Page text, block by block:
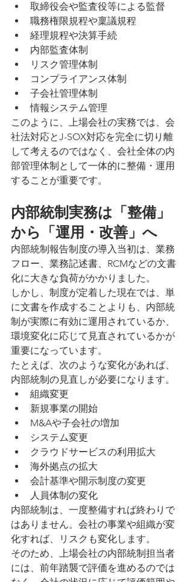
取締役会や監査役等による監督
職務権限規程や稟議規程
経理規程や決算手続
内部監査体制
リスク管理体制
コンプライアンス体制
子会社管理体制
情報システム管理
このように、上場会社の実務では、会
社法対応とJ-SOX対応を完全に切り離
して考えるのではなく、会社全体の内
部管理体制として一体的に整備・運用
することが重要です。
内部統制実務は「整備」
から「運用・改善」へ
内部統制報告制度の導入当初は、業務
フロー、業務記述書、RCMなどの文書
化に大きな負荷がかかりました。
しかし、制度が定着した現在では、単
に文書を作成することよりも、内部統
制が実際に有効に運用されているか、
環境変化に応じて見直されているかが
重要になっています。
たとえば、次のような変化があれば、
内部統制の見直しが必要になります。
組織変更
新規事業の開始
M&Aや子会社の増加
システム変更
クラウドサービスの利用拡大
海外拠点の拡大
会計基準や開示制度の変更
人員体制の変化
内部統制は、一度整備すれば終わりで
はありません。会社の事業や組織が変
化すれば、リスクも変化します。
そのため、上場会社の内部統制担当者
には、前年踏襲で評価を進めるのでは